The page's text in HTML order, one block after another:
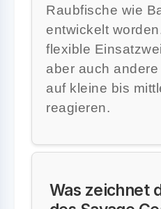
Raubfische wie
entwickelt
flexible
aber auch
auf kleine bis
reagieren.
Was zeichnet